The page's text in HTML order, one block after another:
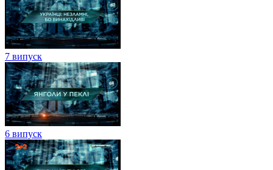
7 випуск
6 випуск